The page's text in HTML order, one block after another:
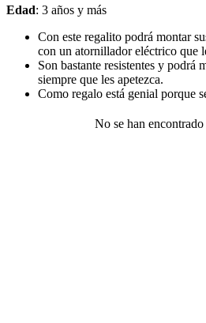
Edad: 3 años y más
Con este regalito podrá montar
con un atornillador eléctrico que
Son bastante resistentes y podrá
siempre que les apetezca.
Como regalo está genial porque
No se han